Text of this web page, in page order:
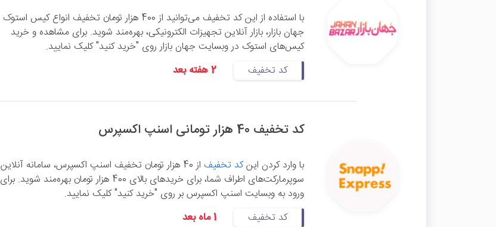
با استفاده از این کد تخفیف می‌توانید از 400 هزار تومان تخفیف انواع کیس استوک
جهان بازار، بازار آنلاین تجهیزات الکترونیکی، بهره‌مند شوید. برای مشاهده و خرید
کیس‌های استوک در وبسایت جهان بازار روی "خرید کنید" کلیک نمایید.
کد تخفیف
2 هفته بعد
کد تخفیف 40 هزار تومانی اسنپ اکسپرس
با وارد کردن اینکد تخفیف
از 40 هزار تومان تخفیف اسنپ اکسپرس، سامانه آنلاین
سوپرمارکت‌های اطراف شما، برای خریدهای بالای 400 هزار تومان بهره‌مند شوید. برای
ورود به وبسایت اسنپ اکسپرس بر روی "خرید کنید" کلیک نمایید.
کد تخفیف
1 ماه بعد